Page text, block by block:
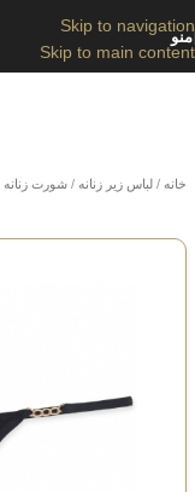
Skip to navigation
Skip to main content
منو
خانه / لباس زیر زنانه / شورت زنانه